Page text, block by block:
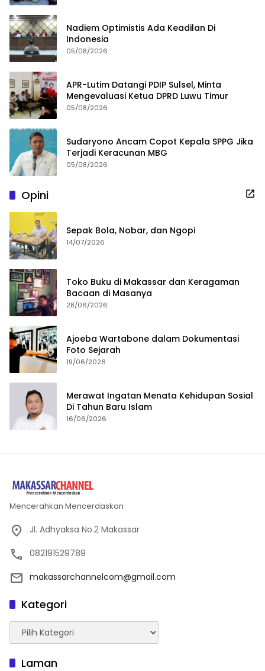
Nadiem Optimistis Ada Keadilan Di
Indonesia
05/08/2026
APR-Lutim Datangi PDIP Sulsel, Minta
Mengevaluasi Ketua DPRD Luwu Timur
05/08/2026
Sudaryono Ancam Copot Kepala SPPG Jika
Terjadi Keracunan MBG
05/08/2026
Opini
Sepak Bola, Nobar, dan Ngopi
14/07/2026
Toko Buku di Makassar dan Keragaman
Bacaan di Masanya
28/06/2026
Ajoeba Wartabone dalam Dokumentasi
Foto Sejarah
19/06/2026
Merawat Ingatan Menata Kehidupan Sosial
Di Tahun Baru Islam
16/06/2026
Mencerahkan Mencerdaskan
Jl. Adhyaksa No.2 Makassar
082191529789
makassarchannelcom@gmail.com
Kategori
Kategori
Laman